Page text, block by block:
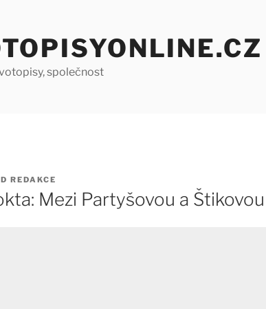
společnost
REDAKCE
Mezi Partyšovou a Štikovou